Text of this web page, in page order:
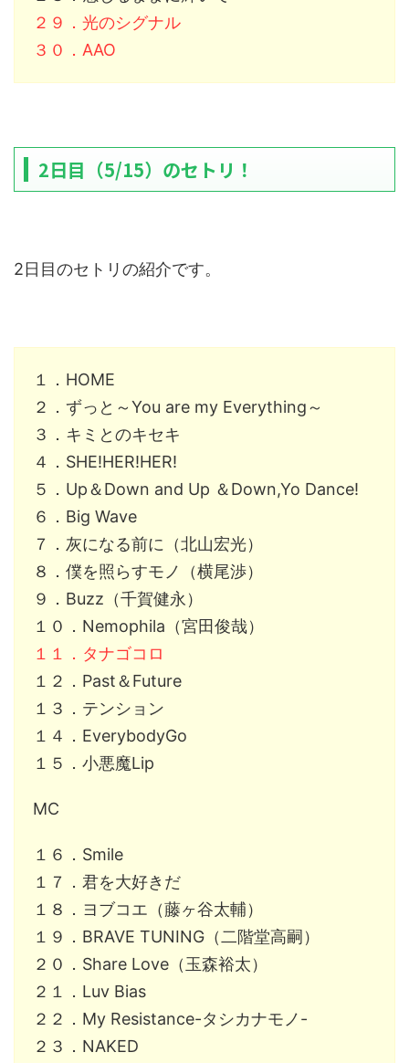
２９．光のシグナル
３０．AAO
2日目（5/15）のセトリ！
2日目のセトリの紹介です。
１．HOME
２．ずっと～You are my Everything～
３．キミとのキセキ
４．SHE!HER!HER!
５．Up＆Down and Up ＆Down,Yo Dance!
６．Big Wave
７．灰になる前に（北山宏光）
８．僕を照らすモノ（横尾渉）
９．Buzz（千賀健永）
１０．Nemophila（宮田俊哉）
１１．タナゴコロ
１２．Past＆Future
１３．テンション
１４．EverybodyGo
１５．小悪魔Lip
MC
１６．Smile
１７．君を大好きだ
１８．ヨブコエ（藤ヶ谷太輔）
１９．BRAVE TUNING（二階堂高嗣）
２０．Share Love（玉森裕太）
２１．Luv Bias
２２．My Resistance-タシカナモノ-
２３．NAKED